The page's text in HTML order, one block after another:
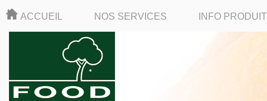
ACCUEIL NOS SERVICES INFO